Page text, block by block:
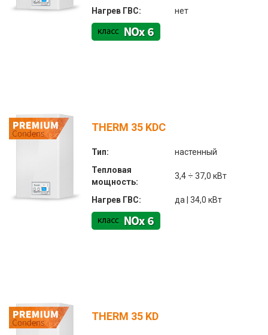
Нагрев ГВС: нет
THERM 35 KDC
Тип:
настенный
Тепловая
мощность:
3,4 ÷ 37,0 кВт
Нагрев ГВС: да | 34,0 кВт
THERM 35 KD